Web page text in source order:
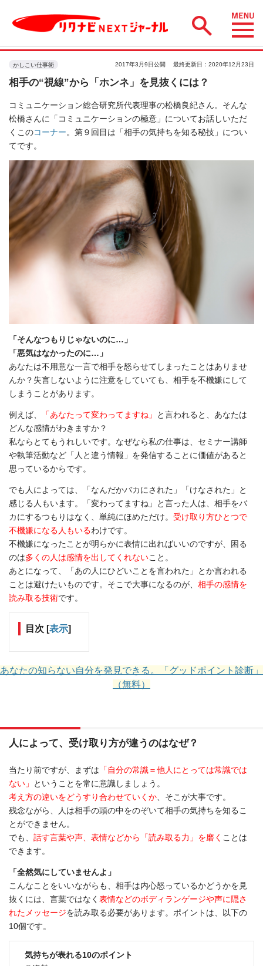
かしこい仕事術 2017年3月9日公開 最終更新日：2020年12月23日
相手の“視線”から「ホンネ」を見抜くには？
コミュニケーション総合研究所代表理事の松橋良紀さん。そんな
松橋さんに「コミュニケーションの極意」についてお話しいただ
くこのコーナー。第９回目は「相手の気持ちを知る秘技」につい
てです。
「そんなつもりじゃないのに…」
「悪気はなかったのに…」
あなたは不用意な一言で相手を怒らせてしまったことはありませ
んか？失言しないように注意をしていても、相手を不機嫌にして
しまうことがあります。
例えば、 「あなたって変わってますね」
と言われると、あなたは
どんな感情がわきますか？
私ならとてもうれしいです。なぜなら私の仕事は、セミナー講師
や執筆活動など「人と違う情報」を発信することに価値があると
思っているからです。
でも人によっては、「なんだかバカにされた」「けなされた」と
感じる人もいます。「変わってますね」と言った人は、相手をバ
カにするつもりはなく、単純にほめただけ。 受け取り方ひとつで
不機嫌になる人もいるわけです。
不機嫌になったことが明らかに表情に出ればいいのですが、困る
のは多くの人は感情を出してくれないこと。
あとになって、「あの人にひどいことを言われた」とか言われる
ことは避けたいものです。そこで大事になるのが、 相手の感情を
読み取る技術です。
目次 [表示]
あなたの知らない自分を発見できる。「グッドポイント診断」
（無料）
人によって、受け取り方が違うのはなぜ？
当たり前ですが、まずは 「自分の常識＝他人にとっては常識では
ない」
ということを常に意識しましょう。
考え方の違いをどうすり合わせていくか 、そこが大事です。
残念ながら、人は相手の頭の中をのぞいて相手の気持ちを知るこ
とができません。
でも、 話す言葉や声、表情などから「読み取る力」を磨く ことは
できます。
「全然気にしていませんよ」
こんなことをいいながらも、相手は内心怒っているかどうかを見
抜くには、言葉ではなく 表情などのボディランゲージや声に隠さ
れたメッセージを読み取る必要があります。ポイントは、以下の
10個です。
気持ちが表れる10のポイント